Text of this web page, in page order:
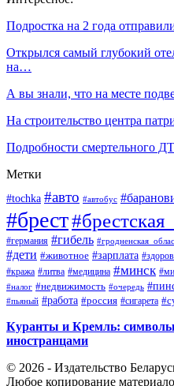
Подростка на 2 года
Открылся самый глубокий
на…
А вы знали, что на месте
На строительство центра
Подробности смертельного
Метки
#tochka #авто #автобус
#брест
#германия #гибель
#дети #животное #зарплата
#кража #литва #медицина #минск
#налог #недвижимость #очередь
#пьяный #работа #россия #сигарета
Куранты и Кремль: символы
иностранцами
© 2026 - Издательство
Любое копирование